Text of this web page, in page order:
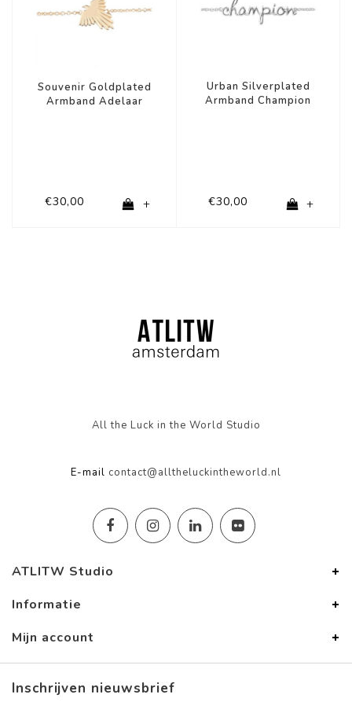
Souvenir Goldplated
Armband Adelaar
€30,00 +
Urban Silverplated
Armband Champion
€30,00 +
All the Luck in the World Studio
E-mail contact@alltheluckintheworld.nl
ATLITW Studio
Informatie
Mijn account
Inschrijven nieuwsbrief